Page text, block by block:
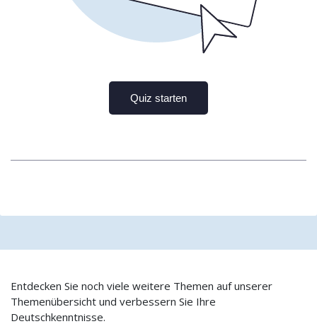
Entdecken Sie noch viele weitere Themen auf unserer
Themenübersicht und verbessern Sie Ihre
Deutschkenntnisse.